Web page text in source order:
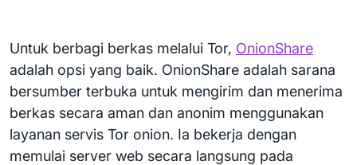
Untuk berbagi berkas melalui Tor, OnionShare
adalah opsi yang baik. OnionShare adalah sarana
bersumber terbuka untuk mengirim dan menerima
berkas secara aman dan anonim menggunakan
layanan servis Tor onion. Ia bekerja dengan
memulai server web secara langsung pada